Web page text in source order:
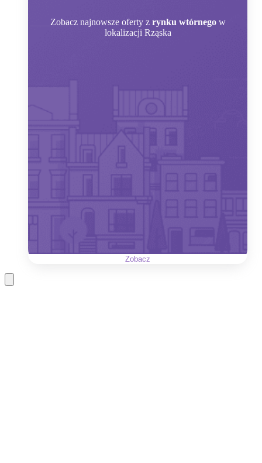
Zobacz najnowsze oferty z rynku wtórnego w
lokalizacji Rząska
Zobacz